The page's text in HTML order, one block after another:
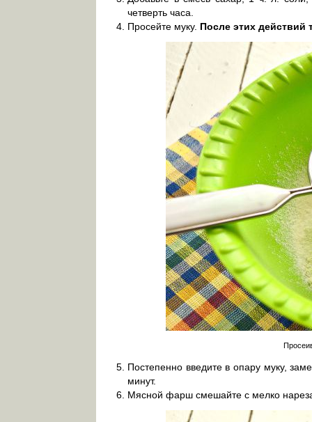
четверть часа.
Просейте муку. После этих действий
Постепенно введите в опару муку,
минут.
Мясной фарш смешайте с мелко